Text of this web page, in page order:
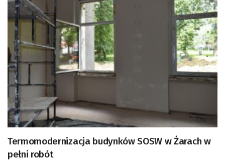
Termomodernizacja budynków SOSW w Żarach w
pełni robót